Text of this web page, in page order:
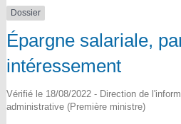
Dossier
Épargne salariale,
intéressement
Vérifié le 18/08/2022 - Direction de
administrative (Première ministre)